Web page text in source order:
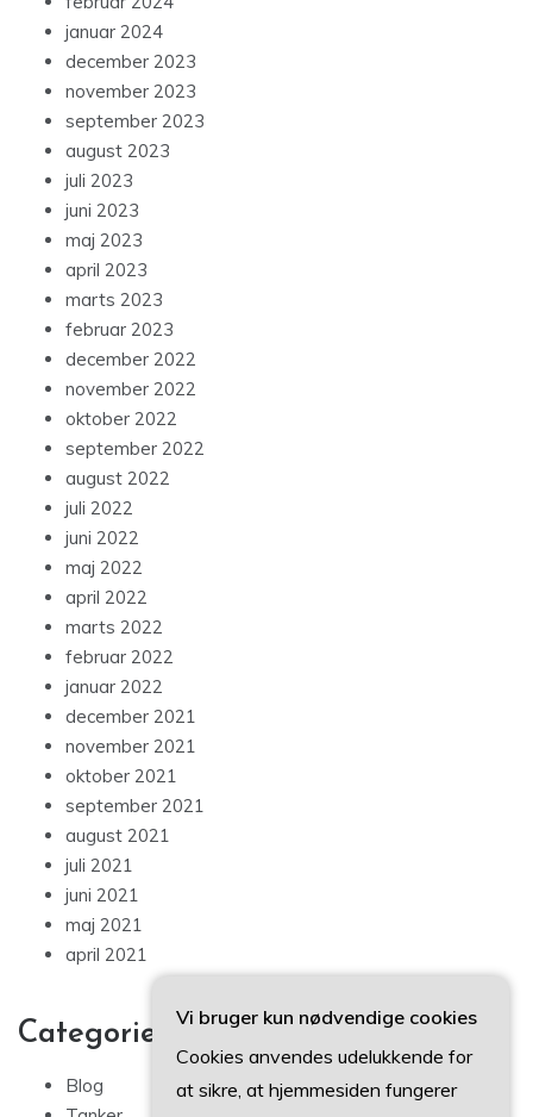
januar 2024
december 2023
november 2023
september 2023
august 2023
juli 2023
juni 2023
maj 2023
april 2023
marts 2023
februar 2023
december 2022
november 2022
oktober 2022
september 2022
august 2022
juli 2022
juni 2022
maj 2022
april 2022
marts 2022
februar 2022
januar 2022
december 2021
november 2021
oktober 2021
september 2021
august 2021
juli 2021
juni 2021
maj 2021
april 2021
Categories
Blog
Vi bruger kun nødvendige cookies
Cookies anvendes udelukkende for
at sikre, at hjemmesiden fungerer